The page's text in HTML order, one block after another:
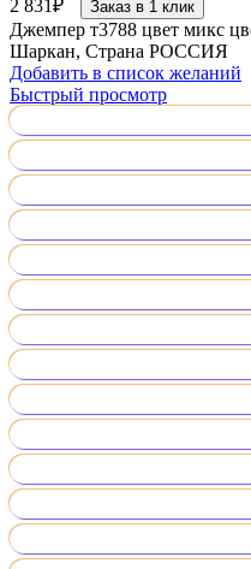
2 831₽ Заказ в 1 клик
Джемпер т3788 цвет микс
Шаркан, Страна РОССИЯ
Добавить в список желаний
Быстрый просмотр